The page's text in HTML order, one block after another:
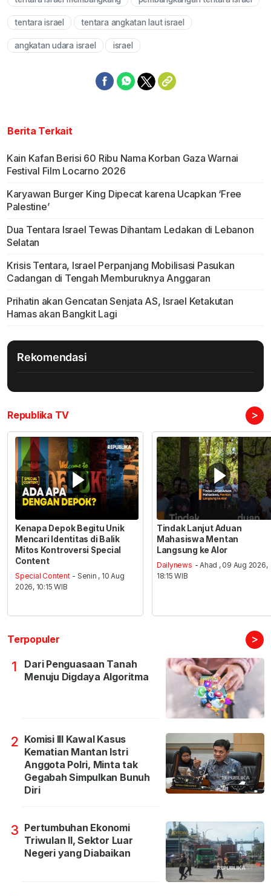
Mute
tentara israel tentara angkatan laut israel
angkatan udara israel israel
Berita Terkait
Kain Kafan Berisi 60 Ribu Nama Korban Gaza Warnai
Festival Film Locarno 2026
Karyawan Burger King Dipecat karena Ucapkan ‘Free
Palestine’
Dua Tentara Israel Tewas Dihantam Ledakan di Lebanon
Selatan
Krisis Tentara, Israel Perpanjang Mobilisasi Pasukan
Cadangan di Tengah Memburuknya Anggaran
Prihatin akan Gencatan Senjata AS, Israel Ketakutan
Hamas akan Bangkit Lagi
Rekomendasi
Republika TV >
Kenapa Depok Begitu Unik
Mencari Identitas di Balik
Mitos Kontroversi Special
Content
Special Content - Senin , 10 Aug
2026, 10:15 WIB
Tindak Lanjut Aduan
Mahasiswa Mentan
Langsung ke Alor
Dailynews - Ahad , 09 Aug 2026,
18:15 WIB
Terpopuler >
1
Dari Penguasaan Tanah
Menuju Digdaya Algoritma
2 Komisi III Kawal Kasus
Kematian Mantan Istri
Anggota Polri, Minta tak
Gegabah Simpulkan Bunuh
Diri
3 Pertumbuhan Ekonomi
Triwulan II, Sektor Luar
Negeri yang Diabaikan